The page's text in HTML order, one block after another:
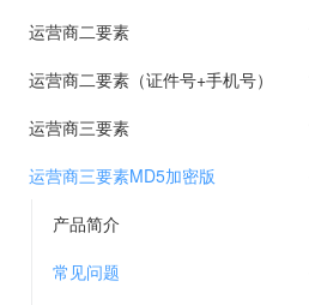
运营商二要素
运营商二要素（证件号+手机号）
运营商三要素
运营商三要素MD5加密版
产品简介
常见问题